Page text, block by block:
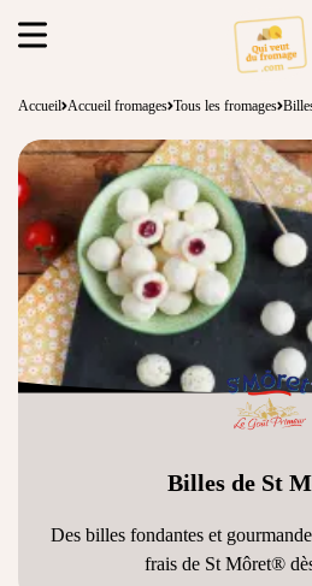
Accueil Accueil fromages Tous les fromages
Billes de St
Des billes fondantes et
frais de St Môret®